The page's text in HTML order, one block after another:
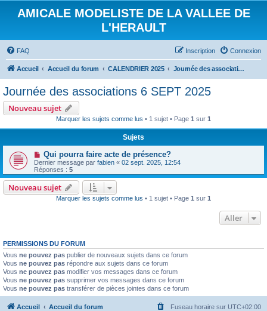
AMICALE MODELISTE DE LA VALLEE DE
L'HERAULT
FAQ Connexion
Inscription
Accueil Accueil du forum CALENDRIER 2025 Journée des associations 6 SEPT 2025
Journée des associations 6 SEPT 2025
Nouveau sujet
Marquer les sujets comme lus • 1 sujet • Page 1 sur 1
Sujets
Qui pourra faire acte de présence?
Dernier message par fabien « 02 sept. 2025, 12:54
Réponses : 5
Nouveau sujet
Marquer les sujets comme lus • 1 sujet • Page 1 sur 1
Aller
PERMISSIONS DU FORUM
Vous ne pouvez pas publier de nouveaux sujets dans ce forum
Vous ne pouvez pas répondre aux sujets dans ce forum
Vous ne pouvez pas modifier vos messages dans ce forum
Vous ne pouvez pas supprimer vos messages dans ce forum
Vous ne pouvez pas transférer de pièces jointes dans ce forum
Accueil Accueil du forum Fuseau horaire sur UTC+02:00